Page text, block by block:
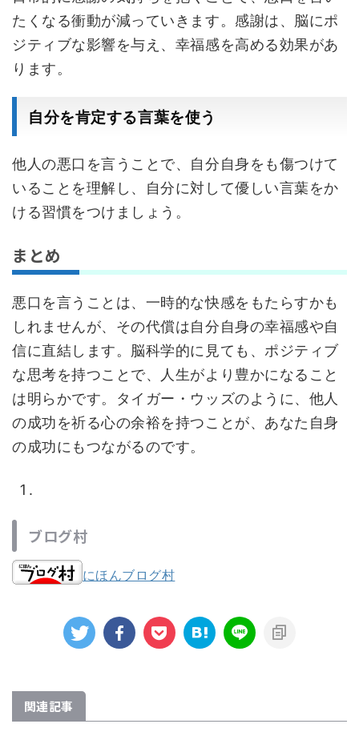
たくなる衝動が減っていきます。感謝は、脳にポ
ジティブな影響を与え、幸福感を高める効果があ
ります。
自分を肯定する言葉を使う
他人の悪口を言うことで、自分自身をも傷つけて
いることを理解し、自分に対して優しい言葉をか
ける習慣をつけましょう。
まとめ
悪口を言うことは、一時的な快感をもたらすかも
しれませんが、その代償は自分自身の幸福感や自
信に直結します。脳科学的に見ても、ポジティブ
な思考を持つことで、人生がより豊かになること
は明らかです。タイガー・ウッズのように、他人
の成功を祈る心の余裕を持つことが、あなた自身
の成功にもつながるのです。
ブログ村
にほんブログ村
関連記事